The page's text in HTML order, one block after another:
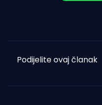
Podijelite ovaj članak